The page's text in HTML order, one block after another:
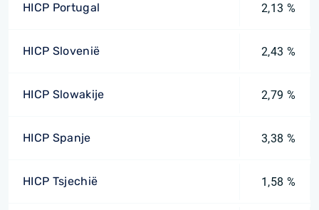
HICP Portugal 2,13 %
HICP Slovenië 2,43 %
HICP Slowakije 2,79 %
HICP Spanje 3,38 %
HICP Tsjechië 1,58 %